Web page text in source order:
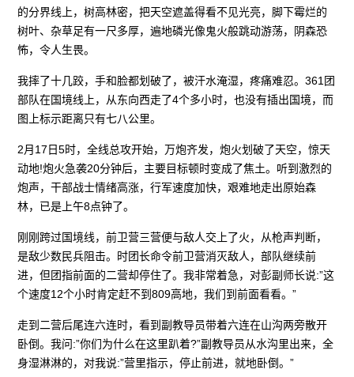
的分界线上，树高林密，把天空遮盖得看不见光亮，脚下霉烂的
树叶、杂草足有一尺多厚，遍地磷光像鬼火般跳动游荡，阴森恐
怖，令人生畏。
我摔了十几跤，手和脸都划破了，被汗水淹湿，疼痛难忍。361团
部队在国境线上，从东向西走了4个多小时，也没有插出国境，而
图上标示距离只有七八公里。
2月17日5时，全线总攻开始，万炮齐发，炮火划破了天空，惊天
动地!炮火急袭20分钟后，主要目标顿时变成了焦土。听到激烈的
炮声，干部战士情绪高涨，行军速度加快，艰难地走出原始森
林，已是上午8点钟了。
刚刚跨过国境线，前卫营三营便与敌人交上了火，从枪声判断，
是敌少数民兵阻击。时团长命令前卫营消灭敌人，部队继续前
进，但团指前面的二营却停住了。我非常着急，对彭副师长说:”这
个速度12个小时肯定赶不到809高地，我们到前面看看。”
走到二营后尾连六连时，看到副教导员带着六连在山沟两旁散开
卧倒。我问:”你们为什么在这里趴着?”副教导员从水沟里出来，全
身湿淋淋的，对我说:”营里指示，停止前进，就地卧倒。”